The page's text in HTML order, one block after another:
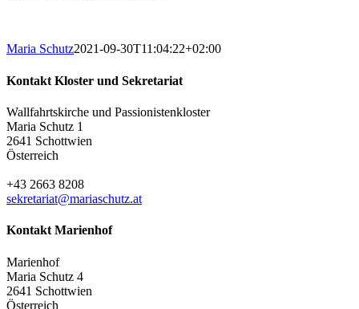
Maria Schutz2021-09-30T11:04:22+02:00
Kontakt Kloster und Sekretariat
Wallfahrtskirche und Passionistenkloster
Maria Schutz 1
2641 Schottwien
Österreich
+43 2663 8208
sekretariat@mariaschutz.at
Kontakt Marienhof
Marienhof
Maria Schutz 4
2641 Schottwien
Österreich